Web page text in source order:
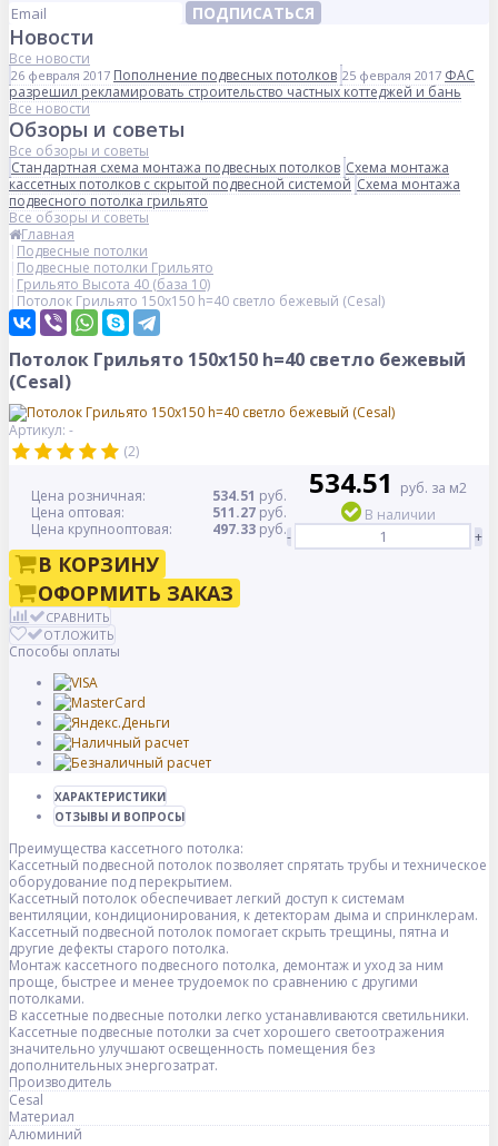
ПОДПИСАТЬСЯ
Новости
Все новости
26 февраля 2017 Пополнение подвесных потолков 25 февраля 2017 ФАС
разрешил рекламировать строительство частных коттеджей и бань
Все новости
Обзоры и советы
Все обзоры и советы
Стандартная схема монтажа подвесных потолков Схема монтажа
кассетных потолков с скрытой подвесной системой Схема монтажа
подвесного потолка грильято
Все обзоры и советы
Главная
Подвесные потолки
Подвесные потолки Грильято
Грильято Высота 40 (база 10)
Потолок Грильято 150x150 h=40 светло бежевый (Cesal)
Потолок Грильято 150x150 h=40 светло бежевый
(Cesal)
Артикул: -
(2)
Цена розничная: 534.51 руб.
Цена оптовая:
511.27 руб.
Цена крупнооптовая:
497.33 руб.
534.51
руб. за м2
В наличии
-
+
В КОРЗИНУ
ОФОРМИТЬ ЗАКАЗ
СРАВНИТЬ
ОТЛОЖИТЬ
Способы оплаты
ХАРАКТЕРИСТИКИ
ОТЗЫВЫ И ВОПРОСЫ
Преимущества кассетного потолка:
Кассетный подвесной потолок позволяет спрятать трубы и техническое
оборудование под перекрытием.
Кассетный потолок обеспечивает легкий доступ к системам
вентиляции, кондиционирования, к детекторам дыма и спринклерам.
Кассетный подвесной потолок помогает скрыть трещины, пятна и
другие дефекты старого потолка.
Монтаж кассетного подвесного потолка, демонтаж и уход за ним
проще, быстрее и менее трудоемок по сравнению с другими
потолками.
В кассетные подвесные потолки легко устанавливаются светильники.
Кассетные подвесные потолки за счет хорошего светоотражения
значительно улучшают освещенность помещения без
дополнительных энергозатрат.
Производитель
Cesal
Материал
Алюминий